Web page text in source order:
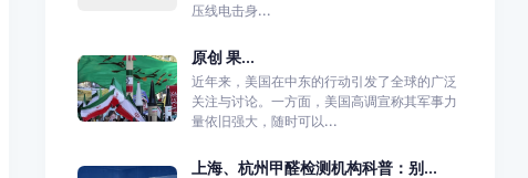
压线电击身...
原创 果...
近年来，美国在中东的行动引发了全球的广泛
关注与讨论。一方面，美国高调宣称其军事力
量依旧强大，随时可以...
上海、杭州甲醛检测机构科普：别...